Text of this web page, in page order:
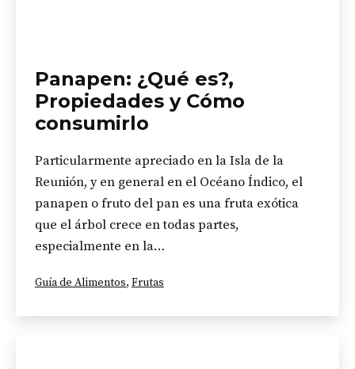
Panapen: ¿Qué es?,
Propiedades y Cómo
consumirlo
Particularmente apreciado en la Isla de la
Reunión, y en general en el Océano Índico, el
panapen o fruto del pan es una fruta exótica
que el árbol crece en todas partes,
especialmente en la…
Categorizado
Guía de Alimentos, Frutas